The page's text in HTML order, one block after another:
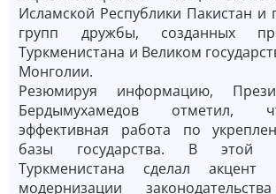
Исламской Республики Пакистан и
групп дружбы, созданных
Туркменистана и Великом
Монголии.
Резюмируя информацию,
Бердымухамедов отметил,
эффективная работа по
базы государства. В этой
Туркменистана сделал
модернизации